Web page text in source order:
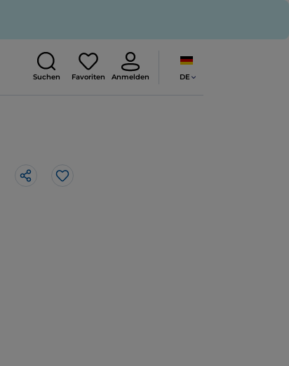
Suchen Favoriten Anmelden DE
Like